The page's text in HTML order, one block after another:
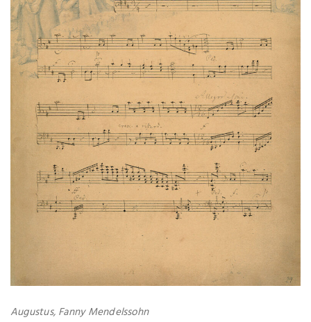
Augustus, Fanny Mendelssohn